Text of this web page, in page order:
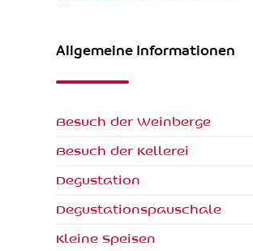
Allgemeine Informationen
Besuch der Weinberge
Besuch der Kellerei
Degustation
Degustationspauschale
Kleine Speisen